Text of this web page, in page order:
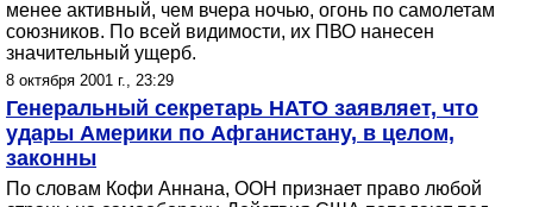
менее активный, чем вчера ночью, огонь по самолетам
союзников. По всей видимости, их ПВО нанесен
значительный ущерб.
8 октября 2001 г., 23:29
Генеральный секретарь НАТО заявляет, что
удары Америки по Афганистану, в целом,
законны
По словам Кофи Аннана, ООН признает право любой